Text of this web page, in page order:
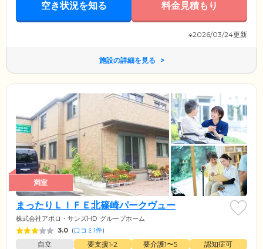
空き状況を知る 料金見積もり
※2026/03/24更新
施設の詳細を見る
満室
まったりＬＩＦＥ北篠崎パークヴュー
株式会社アポロ・サンズHD グループホーム
3.0 (口コミ1件)
自立 要支援1•2 要介護1〜5
認知症可